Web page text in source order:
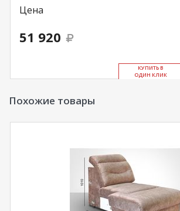
Цена
51 920
КУ­ПИТЬ В
ОДИН КЛИК
Похожие товары